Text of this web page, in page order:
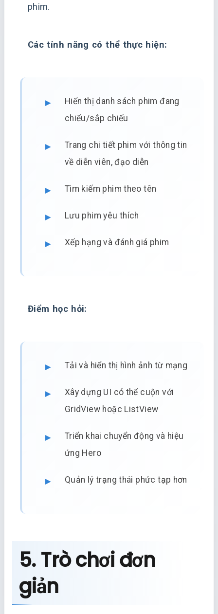
phim.
Các tính năng có thể thực hiện:
Hiển thị danh sách phim đang
chiếu/sắp chiếu
Trang chi tiết phim với thông tin
về diễn viên, đạo diễn
Tìm kiếm phim theo tên
Lưu phim yêu thích
Xếp hạng và đánh giá phim
Điểm học hỏi:
Tải và hiển thị hình ảnh từ mạng
Xây dựng UI có thể cuộn với
GridView hoặc ListView
Triển khai chuyển động và hiệu
ứng Hero
Quản lý trạng thái phức tạp hơn
5. Trò chơi đơn
giản